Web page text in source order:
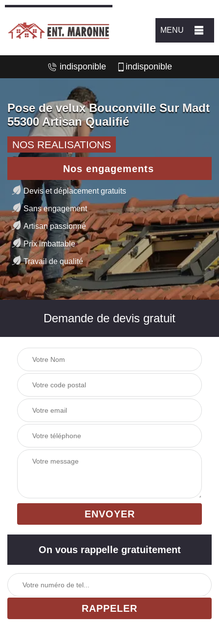
MENU
indisponible indisponible
Pose de velux Bouconville Sur Madt
55300 Artisan Qualifié
NOS REALISATIONS
Nos engagements
Devis et déplacement gratuits
Sans engagement
Artisan passionné
Prix imbattable
Travail de qualité
Demande de devis gratuit
On vous rappelle gratuitement